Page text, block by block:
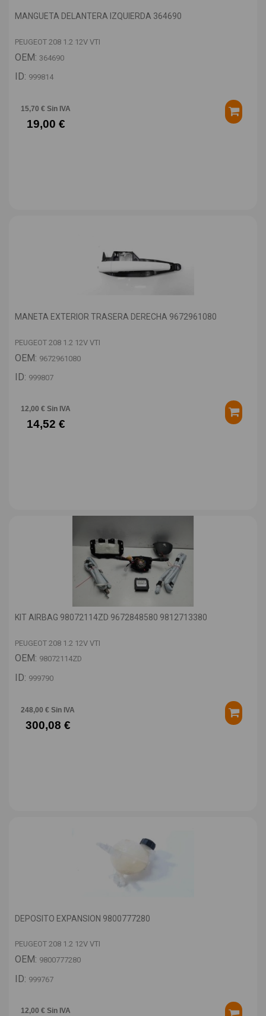
MANGUETA DELANTERA IZQUIERDA 364690
PEUGEOT 208 1.2 12V VTI
OEM: 364690
ID: 999814
15,70 € Sin IVA
19,00 €
MANETA EXTERIOR TRASERA DERECHA 9672961080
PEUGEOT 208 1.2 12V VTI
OEM: 9672961080
ID: 999807
12,00 € Sin IVA
14,52 €
KIT AIRBAG 98072114ZD 9672848580 9812713380
PEUGEOT 208 1.2 12V VTI
OEM: 98072114ZD
ID: 999790
248,00 € Sin IVA
300,08 €
DEPOSITO EXPANSION 9800777280
PEUGEOT 208 1.2 12V VTI
OEM: 9800777280
ID: 999767
12,00 € Sin IVA